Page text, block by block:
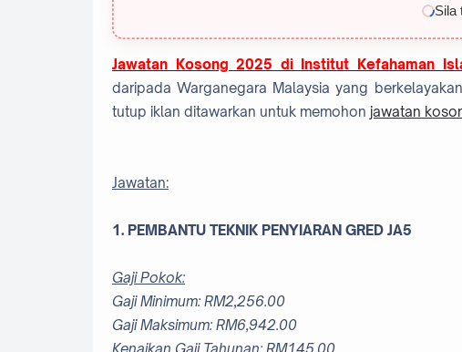
Sila
Jawatan Kosong 2025 di Institut Kefahaman
daripada Warganegara Malaysia yang
tutup iklan ditawarkan untuk memohon jawatan
Jawatan:
1. PEMBANTU TEKNIK PENYIARAN GRED JA5
Gaji Pokok:
Gaji Minimum: RM2,256.00
Gaji Maksimum: RM6,942.00
Kenaikan Gaji Tahunan: RM145.00